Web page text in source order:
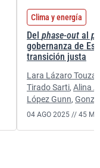
Clima y energía
Del phase-out al
gobernanza de
transición justa
Lara Lázaro Touza
Tirado Sarti, Alina
López Gunn,
04 AGO 2025 // 45